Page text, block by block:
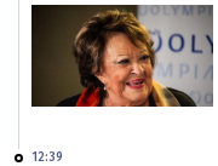
12:39